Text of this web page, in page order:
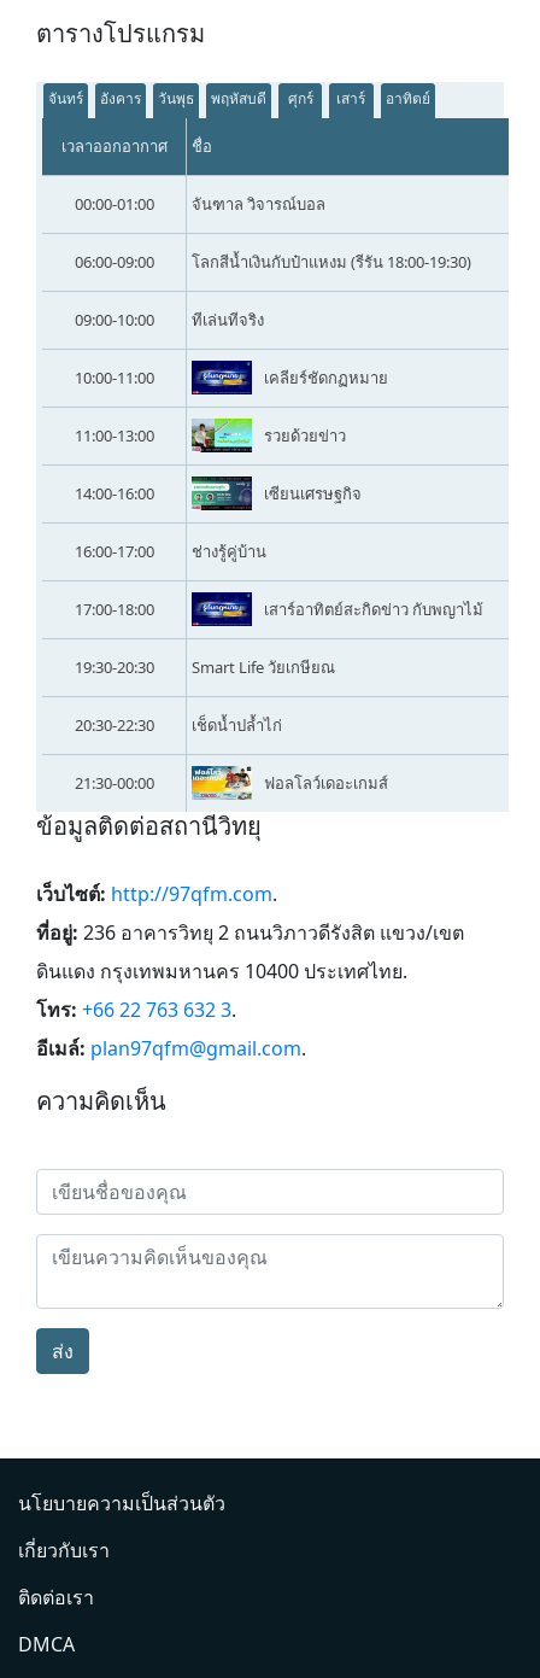
ตารางโปรแกรม
จันทร์ อังคาร วันพุธ พฤหัสบดี ศุกร์ เสาร์ อาทิตย์
เวลาออกอากาศ ชื่อ
00:00-01:00 จันฑาล วิจารณ์บอล
06:00-09:00 โลกสีน้ำเงินกับป๋าแหงม (รีรัน 18:00-19:30)
09:00-10:00 ทีเล่นทีจริง
10:00-11:00 เคลียร์ชัดกฏหมาย
11:00-13:00 รวยด้วยข่าว
14:00-16:00 เซียนเศรษฐกิจ
16:00-17:00 ช่างรู้คู่บ้าน
17:00-18:00 เสาร์อาทิตย์สะกิดข่าว กับพญาไม้
19:30-20:30 Smart Life วัยเกษียณ
20:30-22:30 เช็ดน้ำปล้ำไก่
21:30-00:00 ฟอลโลว์เดอะเกมส์
ข้อมูลติดต่อสถานีวิทยุ
เว็บไซต์: http://97qfm.com.
ที่อยู่: 236 อาคารวิทยุ 2 ถนนวิภาวดีรังสิต แขวง/เขต
ดินแดง กรุงเทพมหานคร 10400 ประเทศไทย.
โทร: +66 22 763 632 3.
อีเมล์: plan97qfm@gmail.com.
ความคิดเห็น
ส่ง
นโยบายความเป็นส่วนตัว
เกี่ยวกับเรา
ติดต่อเรา
DMCA